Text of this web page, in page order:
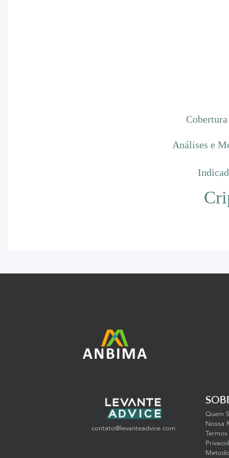
Análises e
contato@levanteadvice.com
Quem
Nossa